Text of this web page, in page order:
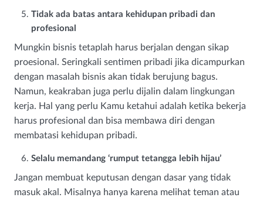
Tidak ada batas antara kehidupan pribadi dan
profesional
Mungkin bisnis tetaplah harus berjalan dengan sikap
proesional. Seringkali sentimen pribadi jika dicampurkan
dengan masalah bisnis akan tidak berujung bagus.
Namun, keakraban juga perlu dijalin dalam lingkungan
kerja. Hal yang perlu Kamu ketahui adalah ketika bekerja
harus profesional dan bisa membawa diri dengan
membatasi kehidupan pribadi.
Selalu memandang ‘rumput tetangga lebih hijau’
Jangan membuat keputusan dengan dasar yang tidak
masuk akal. Misalnya hanya karena melihat teman atau